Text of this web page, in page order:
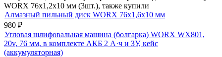
WORX 76х1,2х10 мм (3шт.), также купили
Алмазный пильный диск WORX 76х1,6х10 мм
980 ₽
Угловая шлифовальная машина (болгарка) WORX WX801,
20v, 76 мм, в комплекте АКБ 2 А·ч и ЗУ, кейс
(аккумуляторная)